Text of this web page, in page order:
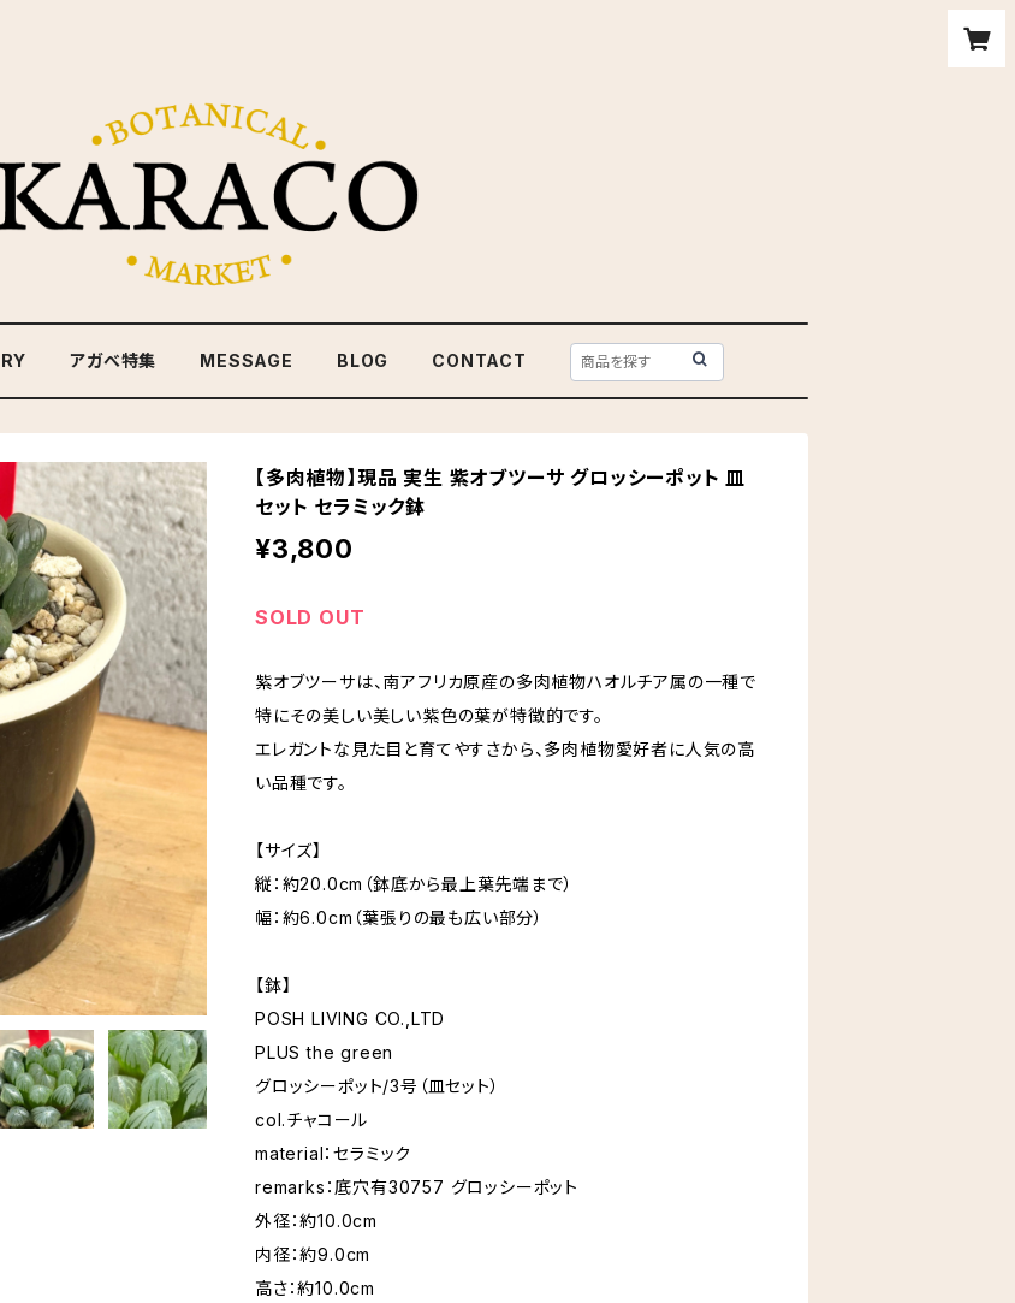
アガべ特集 MESSAGE BLOG CONTACT
【多肉植物】現品 実生 紫オブツーサ グロッシーポット 皿
セット セラミック鉢
¥3,800
SOLD OUT
紫オブツーサは、南アフリカ原産の多肉植物ハオルチア属の一種で
特にその美しい美しい紫色の葉が特徴的です。
エレガントな見た目と育てやすさから、多肉植物愛好者に人気の高
い品種です。
【サイズ】
縦：約20.0cm（鉢底から最上葉先端まで）
幅：約6.0cm（葉張りの最も広い部分）
【鉢】
POSH LIVING CO.,LTD
PLUS the green
グロッシーポット/3号（皿セット）
col.チャコール
material：セラミック
remarks：底穴有30757 グロッシーポット
外径：約10.0cm
内径：約9.0cm
高さ：約10.0cm